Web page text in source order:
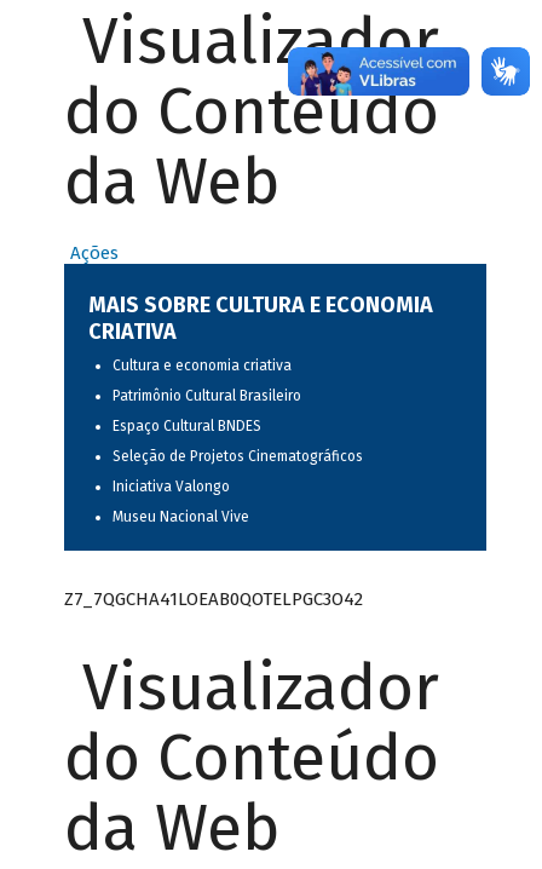
Visualizador
do Conteúdo
da Web
Ações
MAIS SOBRE CULTURA E ECONOMIA
CRIATIVA
Cultura e economia criativa
Patrimônio Cultural Brasileiro
Espaço Cultural BNDES
Seleção de Projetos Cinematográficos
Iniciativa Valongo
Museu Nacional Vive
Z7_7QGCHA41LOEAB0QOTELPGC3O42
Visualizador
do Conteúdo
da Web